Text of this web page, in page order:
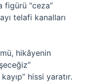
“ceza”
telafi kanalları
hikâyenin
hissi yaratır.